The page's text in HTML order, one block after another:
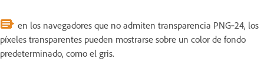
en los navegadores que no admiten transparencia PNG‑24, los
píxeles transparentes pueden mostrarse sobre un color de fondo
predeterminado, como el gris.